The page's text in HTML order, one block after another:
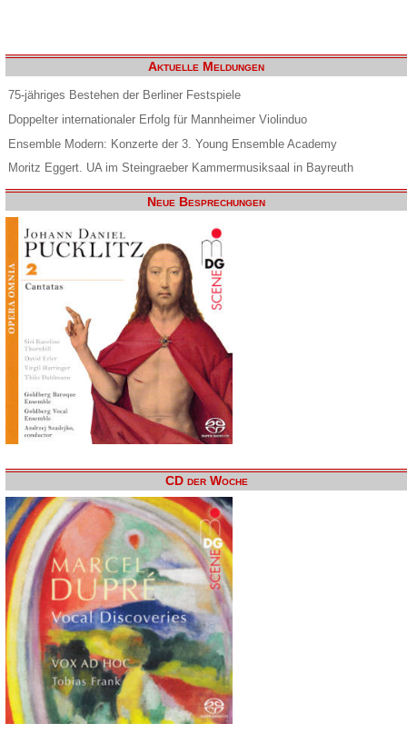
Aktuelle Meldungen
75-jähriges Bestehen der Berliner Festspiele
Doppelter internationaler Erfolg für Mannheimer Violinduo
Ensemble Modern: Konzerte der 3. Young Ensemble Academy
Moritz Eggert. UA im Steingraeber Kammermusiksaal in Bayreuth
Neue Besprechungen
CD der Woche